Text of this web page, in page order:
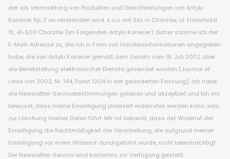
der als Vermarktung von Produkten und Dienstleistungen von Antyki
Koneser Sp. Z oo verstanden wird. z o.o. mit Sitz in Chorzów, ul. Floriańska
15, 41-500 Chorzów (im Folgenden Antyki Koneser). Daher stimme ich der
E-Mail-Adresse zu, die ich in Form von Handelsinformationen angegeben
habe, die von Antyki Koneser gemäß dem Gesetz vom 18. Juli 2002 über
die Bereitstellung elektronischer Dienste gesendet wurden (Journal of
Laws von 2002, Nr. 144, Punkt 1204 in der geänderten Fassung). Ich habe
die Newsletter-Servicebestimmungen gelesen und akzeptiert und bin mir
bewusst, dass meine Einwilligung jederzeit widerrufen werden kann, was
zur Löschung meiner Daten führt. Mir ist bekannt, dass der Widerruf der
Einwilligung die Rechtmäßigkeit der Verarbeitung, die aufgrund meiner
Einwilligung vor ihrem Widerruf durchgeführt wurde, nicht beeinträchtigt.
Der Newsletter-Service wird kostenlos zur Verfügung gestellt.